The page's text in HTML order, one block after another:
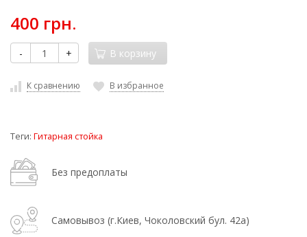
400 грн.
- + В корзину
К сравнению В избранное
Теги: Гитарная стойка
Без предоплаты
Самовывоз (г.Киев, Чоколовский бул. 42а)